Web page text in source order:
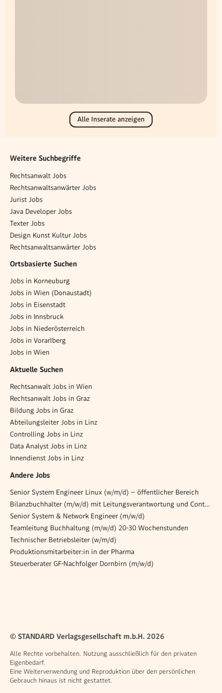
Alle Inserate anzeigen
Weitere Suchbegriffe
Rechtsanwalt Jobs
Rechtsanwaltsanwärter Jobs
Jurist Jobs
Java Developer Jobs
Texter Jobs
Design Kunst Kultur Jobs
Rechtsanwaltsanwärter Jobs
Ortsbasierte Suchen
Jobs in Korneuburg
Jobs in Wien (Donaustadt)
Jobs in Eisenstadt
Jobs in Innsbruck
Jobs in Niederösterreich
Jobs in Vorarlberg
Jobs in Wien
Aktuelle Suchen
Rechtsanwalt Jobs in Wien
Rechtsanwalt Jobs in Graz
Bildung Jobs in Graz
Abteilungsleiter Jobs in Linz
Controlling Jobs in Linz
Data Analyst Jobs in Linz
Innendienst Jobs in Linz
Andere Jobs
Senior System Engineer Linux (w/m/d) – öffentlicher Bereich
Bilanzbuchhalter (m/w/d) mit Leitungsverantwortung und Controlling-Expertise
Senior System & Network Engineer (m/w/d)
Teamleitung Buchhaltung (m/w/d) 20-30 Wochenstunden
Technischer Betriebsleiter (w/m/d)
Produktionsmitarbeiter:in in der Pharma
Steuerberater GF-Nachfolger Dornbirn (m/w/d)
© STANDARD Verlagsgesellschaft m.b.H. 2026
Alle Rechte vorbehalten. Nutzung ausschließlich für den privaten
Eigenbedarf.
Eine Weiterverwendung und Reproduktion über den persönlichen
Gebrauch hinaus ist nicht gestattet.